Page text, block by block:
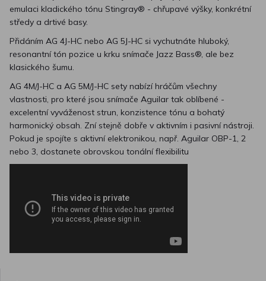
emulaci kladického tónu Stingray® - chřupavé výšky, konkrétní
středy a drtivé basy.
Přidáním AG 4J-HC nebo AG 5J-HC si vychutnáte hluboký,
resonantní tón pozice u krku snímače Jazz Bass®, ale bez
klasického šumu.
AG 4M/J-HC a AG 5M/J-HC sety nabízí hráčům všechny
vlastnosti, pro které jsou snímače Aguilar tak oblíbené -
excelentní vyváženost strun, konzistence tónu a bohatý
harmonický obsah. Zní stejně dobře v aktivním i pasivní nástroji.
Pokud je spojíte s aktivní elektronikou, např. Aguilar OBP-1, 2
nebo 3, dostanete obrovskou tonální flexibilitu